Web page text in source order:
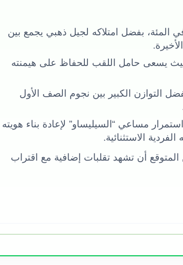
قائمة المرشحين بنسبة احتمالية تبلغ 11.2 في المئة، بفضل امتلاكه لجيل ذهبي يجمع بين
بنسبة 10.4 في المئة، حيث يسعى حامل اللقب للحفاظ على هيمنته
في المئة، وذلك بفضل التوازن الكبير بين نجوم الصف الأول
بنسبة 6.6 في المئة، مع استمرار مساعي “السيليساو” لإعادة بناء هويته
الاستثنائية.
أن تشهد تقلبات إضافية مع اقتراب